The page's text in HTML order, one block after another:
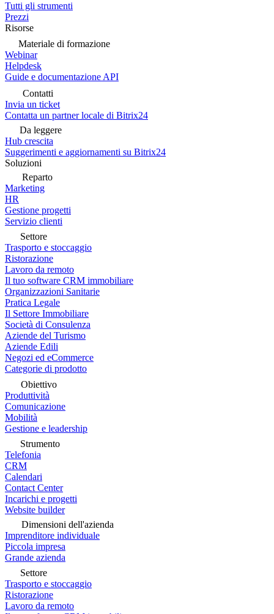
Tutti gli strumenti
Prezzi
Risorse
Materiale di formazione
Webinar
Helpdesk
Guide e documentazione API
Contatti
Invia un ticket
Contatta un partner locale di Bitrix24
Da leggere
Hub crescita
Suggerimenti e aggiornamenti su Bitrix24
Soluzioni
Reparto
Marketing
HR
Gestione progetti
Servizio clienti
Settore
Trasporto e stoccaggio
Ristorazione
Lavoro da remoto
Il tuo software CRM immobiliare
Organizzazioni Sanitarie
Pratica Legale
Il Settore Immobiliare
Società di Consulenza
Aziende del Turismo
Aziende Edili
Negozi ed eCommerce
Categorie di prodotto
Obiettivo
Produttività
Comunicazione
Mobilità
Gestione e leadership
Strumento
Telefonia
CRM
Calendari
Contact Center
Incarichi e progetti
Website builder
Dimensioni dell'azienda
Imprenditore individuale
Piccola impresa
Grande azienda
Settore
Trasporto e stoccaggio
Ristorazione
Lavoro da remoto